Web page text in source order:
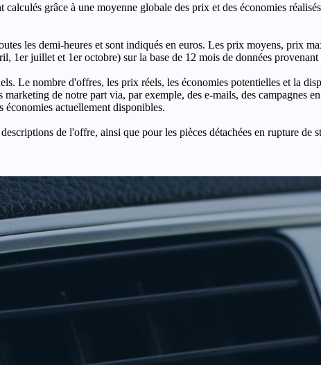
grâce à une moyenne globale des prix et des économies réalisés
les demi-heures et sont indiqués en euros. Les prix moyens, prix
1er juillet et 1er octobre) sur la base de 12 mois de données
Le nombre d'offres, les prix réels, les économies potentielles et la
de notre part via, par exemple, des e-mails, des campagnes
actuellement disponibles.
de l'offre, ainsi que pour les pièces détachées en rupture de